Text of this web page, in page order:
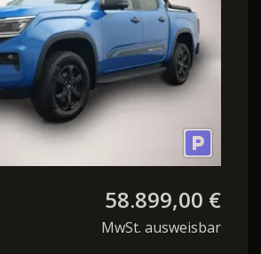
58.899,00 €
MwSt. ausweisbar